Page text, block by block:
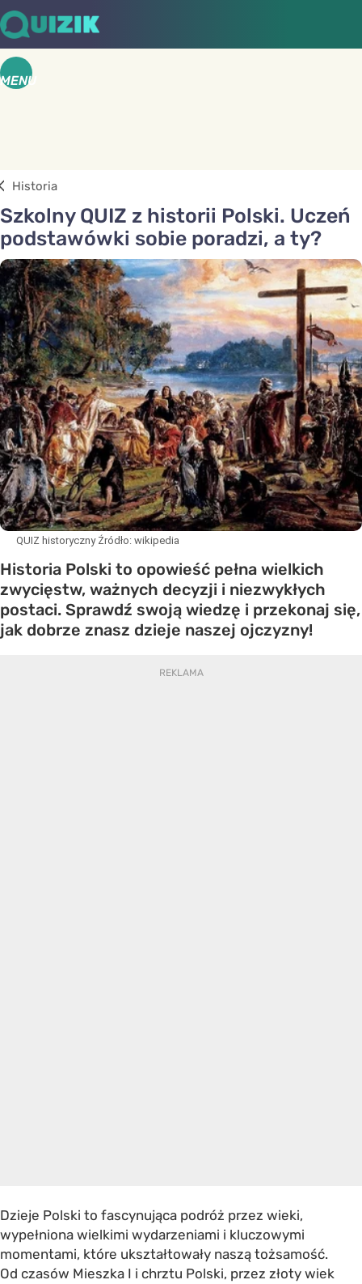
MENU
Historia
Szkolny QUIZ z historii Polski. Uczeń
podstawówki sobie poradzi, a ty?
QUIZ historyczny Źródło: wikipedia
Historia Polski to opowieść pełna wielkich
zwycięstw, ważnych decyzji i niezwykłych
postaci. Sprawdź swoją wiedzę i przekonaj się,
jak dobrze znasz dzieje naszej ojczyzny!
Dzieje Polski to fascynująca podróż przez wieki,
wypełniona wielkimi wydarzeniami i kluczowymi
momentami, które ukształtowały naszą tożsamość.
Od czasów Mieszka I i chrztu Polski, przez złoty wiek